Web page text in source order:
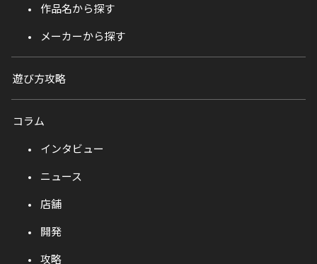
作品名から探す
メーカーから探す
遊び方攻略
コラム
インタビュー
ニュース
店舗
開発
攻略